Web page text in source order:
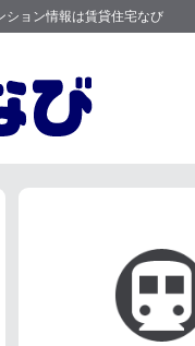
ション情報は賃貸住宅なび